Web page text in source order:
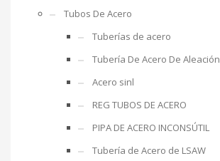
Tubos De Acero
Tuberías de acero
Tubería De Acero De Aleación
Acero sinl
REG TUBOS DE ACERO
PIPA DE ACERO INCONSÚTIL
Tubería de Acero de LSAW